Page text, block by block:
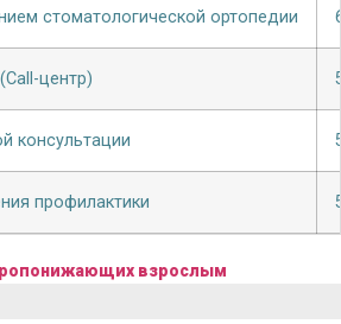
стоматологической ортопедии
центр)
консультации
профилактики
взрослым